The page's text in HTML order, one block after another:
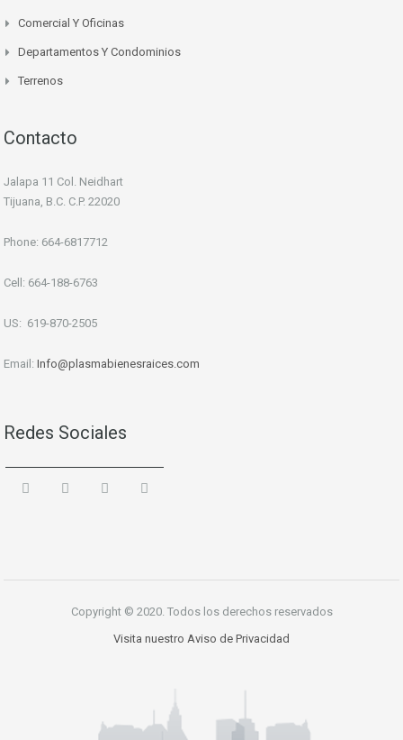
Comercial Y Oficinas
Departamentos Y Condominios
Terrenos
Contacto
Jalapa 11 Col. Neidhart
Tijuana, B.C. C.P. 22020
Phone: 664-6817712
Cell: 664-188-6763
US: 619-870-2505
Email: Info@plasmabienesraices.com
Redes Sociales
Copyright © 2020. Todos los derechos reservados
Visita nuestro Aviso de Privacidad